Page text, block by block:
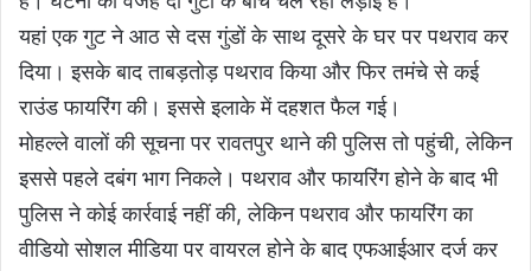
यहां एक गुट ने आठ से दस गुंडों के साथ दूसरे के घर पर पथराव कर
दिया। इसके बाद ताबड़तोड़ पथराव किया और फिर तमंचे से कई
राउंड फायरिंग की। इससे इलाके में दहशत फैल गई।
मोहल्ले वालों की सूचना पर रावतपुर थाने की पुलिस तो पहुंची, लेकिन
इससे पहले दबंग भाग निकले। पथराव और फायरिंग होने के बाद भी
पुलिस ने कोई कार्रवाई नहीं की, लेकिन पथराव और फायरिंग का
वीडियो सोशल मीडिया पर वायरल होने के बाद एफआईआर दर्ज कर